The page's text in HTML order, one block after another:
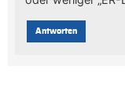
Antworten